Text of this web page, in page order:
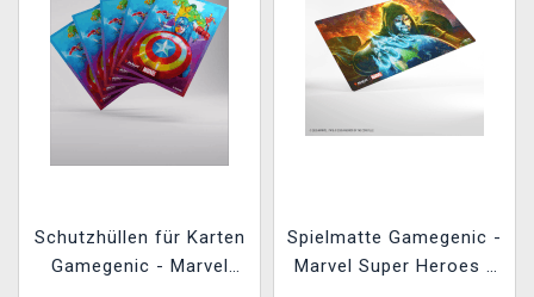
Schutzhüllen für Karten
Gamegenic - Marvel
Spielmatte Gamegenic -
Marvel Super Heroes -